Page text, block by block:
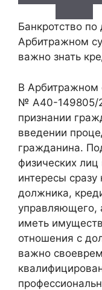
Банкротство
Арбитражном
важно знать
В Арбитражном
№ А40-149805/
признании
введении
гражданина.
физических лиц
интересы сразу
должника,
управляющего,
иметь
отношения с
важно